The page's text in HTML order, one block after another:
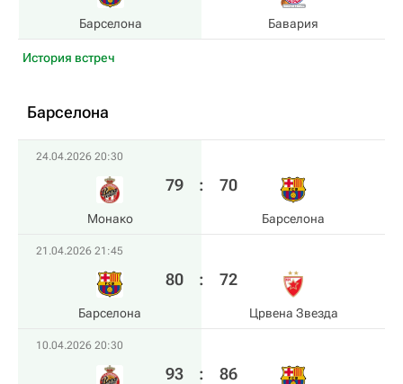
Барселона Бавария
История встреч
Барселона
24.04.2026 20:30
Монако
79 : 70
Барселона
21.04.2026 21:45
Барселона
80 : 72
Црвена Звезда
10.04.2026 20:30
93 : 86